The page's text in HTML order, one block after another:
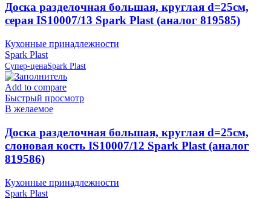
Доска разделочная большая, круглая d=25см,
серая IS10007/13 Spark Plast (аналог 819585)
Кухонные принадлежности
Spark Plast
Супер-ценаSpark Plast
Add to compare
Быстрый просмотр
В желаемое
Доска разделочная большая, круглая d=25см,
слоновая кость IS10007/12 Spark Plast (аналог
819586)
Кухонные принадлежности
Spark Plast